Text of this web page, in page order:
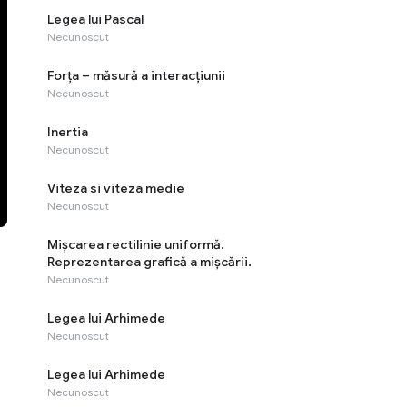
Legea lui Pascal
Necunoscut
Forța – măsură a interacțiunii
Necunoscut
Inertia
Necunoscut
Viteza si viteza medie
Necunoscut
Mişcarea rectilinie uniformă.
Reprezentarea grafică a mişcării.
Necunoscut
Legea lui Arhimede
Necunoscut
Legea lui Arhimede
Necunoscut